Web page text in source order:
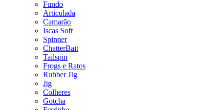
Fundo
Articulada
Camarão
Iscas Soft
Spinner
ChatterBait
Tailspin
Frogs e Ratos
Rubber JIg
Jig
Colheres
Gotcha